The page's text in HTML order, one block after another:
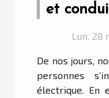
et
Lun. 28
De nos jours,
personnes
électrique. En